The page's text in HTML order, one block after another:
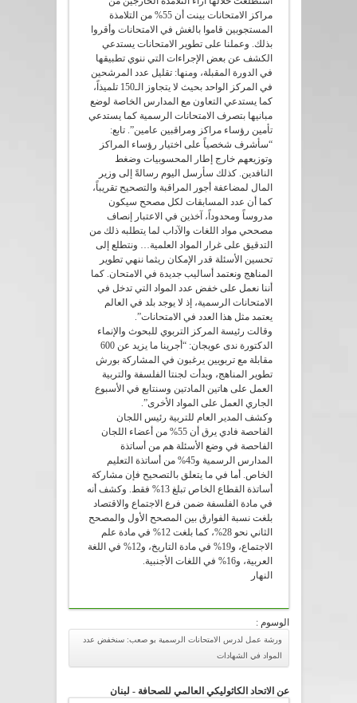
مراكز الامتحانات بينت أن 55% من التلامذة
المستجوبين قاموا بالغش في الامتحانات وأقروا
بذلك. وعملنا على تطوير الامتحانات يستدعي
الكشف عن بعض الإجراءات التي ننوي تطبيقها
في الدورة المقبلة، ومنها: تقليل عدد المرشحين
في المركز الواحد بحيث لا يتجاوز الـ150 تلميذاً،
كما يستدعي التعاون مع المدارس الخاصة لوضع
مبانيها بتصرف الامتحانات الرسمية كما يستدعي
تأمين رؤساء مراكز ومراقبين عامين”. تابع:
“سأشرف شخصياً على اختيار رؤساء المراكز
وتوزيعهم خارج إطار المحسوبيات وضغط
النافدين. كذلك سأرسل اليوم رسالةً إلى وزير
المال لمضاعفة أجور المراقبة والتصحيح تقريباً،
كما أن عدد المسابقات لكل مصحح سيكون
مدروساً ومحدوداً، آخذين في الاعتبار إنصاف
مصححي مواد اللغات والآداب لما يتطلبه ذلك من
التدقيق على غرار المواد العلمية… ونتطلع إلى
تحسين الأسئلة قدر الإمكان ريثما ننهي تطوير
المناهج ونعتمد أساليب جديدة في الامتحان. كما
أننا نعمل على خفض عدد المواد التي تدخل في
الامتحانات الرسمية، إذ لا يوجد بلد في العالم
يعتمد مثل هذا العدد في الامتحانات”.
وقالت رئيسة المركز التربوي للبحوث والإنماء
الدكتورة ندى عويجان: “أجرينا ما يزيد عن 600
مقابلة مع تربويين يرغبون في المشاركة بورش
تطوير المناهج، وبدأت لجنتا الفلسفة والتربية
العمل على هاتين المادتين وسنتابع في الأسبوع
الجاري العمل على المواد الأخرى”.
وكشف المدير العام للتربية رئيس اللجان
الفاحصة فادي يرق أن 55% من أعضاء اللجان
الفاحصة في وضع الأسئلة هم من أساتذة
المدارس الرسمية و45% من أساتذة التعليم
الخاص. أما في ما يتعلق بالتصحيح فإن مشاركة
أساتذة القطاع الخاص تبلغ 13% فقط. وكشف أنه
في مادة الفلسفة ضمن فرع الاجتماع والاقتصاد
بلغت نسبة الفوارق بين المصحح الأول والمصحح
الثاني نحو 28%، كما بلغت 12% في مادة علم
الاجتماع، و19% في مادة التاريخ، و12% في اللغة
العربية، و16% في اللغات الأجنبية.
النهار
الوسوم :
ورشة عمل لدرس الامتحانات الرسمية بو صعب: سنخفض عدد
المواد في الشهادات
عن الاتحاد الكاثوليكي العالمي للصحافة - لبنان